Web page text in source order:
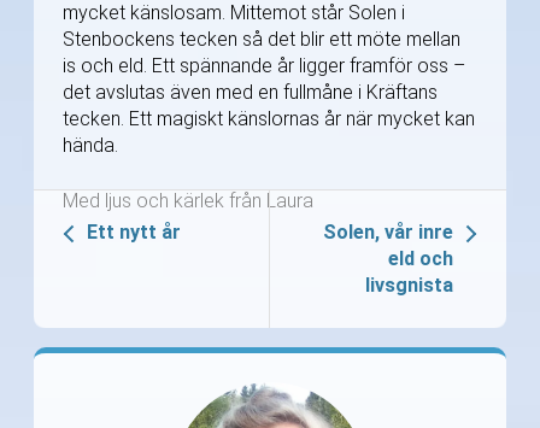
mycket känslosam. Mittemot står Solen i
Stenbockens tecken så det blir ett möte mellan
is och eld. Ett spännande år ligger framför oss –
det avslutas även med en fullmåne i Kräftans
tecken. Ett magiskt känslornas år när mycket kan
hända.
Med ljus och kärlek från Laura
Ett nytt år
Solen, vår inre
eld och
livsgnista